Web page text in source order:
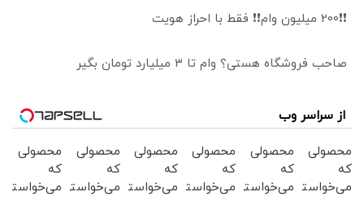
❗❗200 میلیون وام❗❗ فقط با احراز هویت
صاحب فروشگاه هستی؟ وام تا ۳ میلیارد تومان بگیر
از سراسر وب
محصولی
که
می‌خواستی
محصولی
که
می‌خواستی
محصولی
که
می‌خواستی
محصولی
که
می‌خواستی
محصولی
که
می‌خواستی
محصولی
که
می‌خواستی